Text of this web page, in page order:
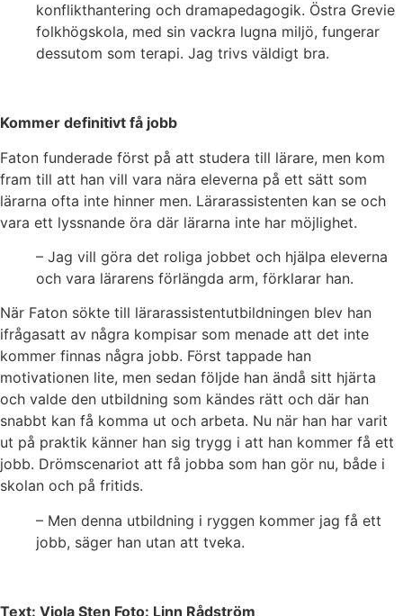
konflikthantering och dramapedagogik. Östra Grevie
folkhögskola, med sin vackra lugna miljö, fungerar
dessutom som terapi. Jag trivs väldigt bra.
Kommer definitivt få jobb
Faton funderade först på att studera till lärare, men kom
fram till att han vill vara nära eleverna på ett sätt som
lärarna ofta inte hinner men. Lärarassistenten kan se och
vara ett lyssnande öra där lärarna inte har möjlighet.
– Jag vill göra det roliga jobbet och hjälpa eleverna
och vara lärarens förlängda arm, förklarar han.
När Faton sökte till lärarassistentutbildningen blev han
ifrågasatt av några kompisar som menade att det inte
kommer finnas några jobb. Först tappade han
motivationen lite, men sedan följde han ändå sitt hjärta
och valde den utbildning som kändes rätt och där han
snabbt kan få komma ut och arbeta. Nu när han har varit
ut på praktik känner han sig trygg i att han kommer få ett
jobb. Drömscenariot att få jobba som han gör nu, både i
skolan och på fritids.
– Men denna utbildning i ryggen kommer jag få ett
jobb, säger han utan att tveka.
Text: Viola Sten Foto: Linn Rådström